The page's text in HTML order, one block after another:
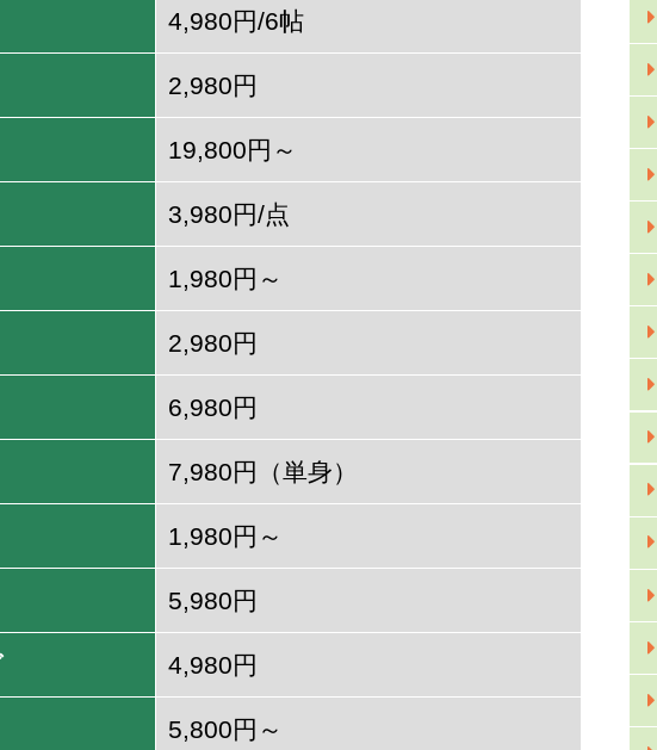
4,980円/6帖
2,980円
19,800円～
3,980円/点
1,980円～
2,980円
6,980円
7,980円（単身）
1,980円～
5,980円
4,980円
5,800円～